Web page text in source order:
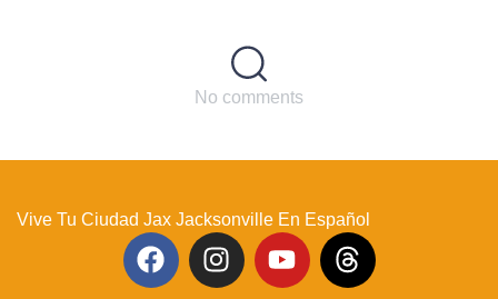
No comments
Vive Tu Ciudad Jax Jacksonville En Español